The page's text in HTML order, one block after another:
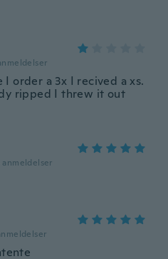
I order a 3x I recived a xs.
ripped I threw it out
anmeldelser